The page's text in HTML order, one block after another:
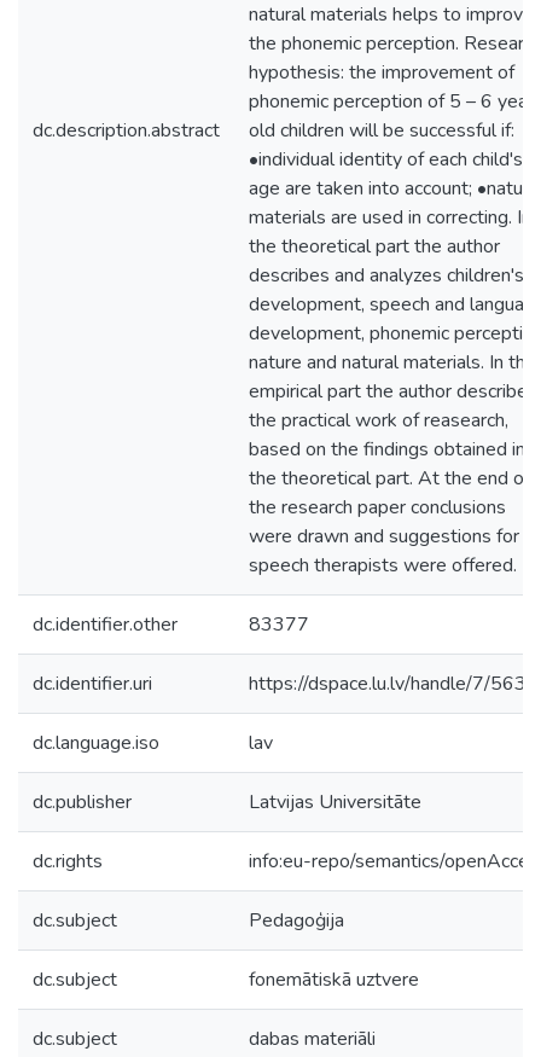
dc.description.abstract
natural materials helps to improve
the phonemic perception. Research
hypothesis: the improvement of
phonemic perception of 5 – 6
old children will be successful if:
•individual identity of each child's
age are taken into account; •nature
materials are used in correcting. In
the theoretical part the author
describes and analyzes children's
development, speech and
development, phonemic
nature and natural materials. In the
empirical part the author describes
the practical work of reasearch,
based on the findings obtained in
the theoretical part. At the end of
the research paper conclusions
were drawn and suggestions for
speech therapists were offered.
dc.identifier.other 83377
dc.identifier.uri https://dspace.lu.lv/handle/7/
dc.language.iso lav
dc.publisher Latvijas Universitāte
dc.rights info:eu-repo/semantics/
dc.subject Pedagoģija
dc.subject fonemātiskā uztvere
dc.subject dabas materiāli